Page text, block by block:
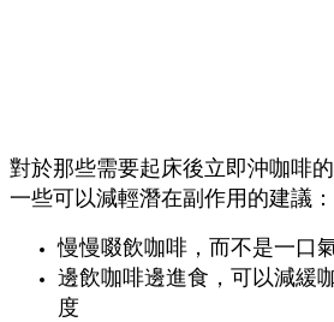
對於那些需要起床後立即沖咖啡的
一些可以減輕潛在副作用的建議：
慢慢啜飲咖啡，而不是一口
邊飲咖啡邊進食，可以減緩
度